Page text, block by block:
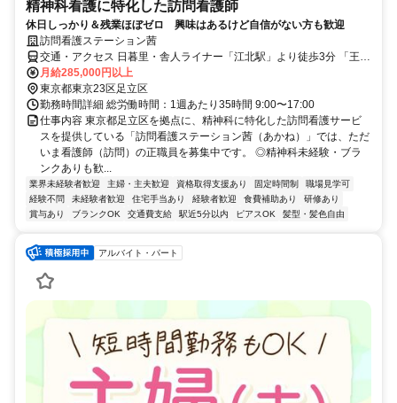
精神科看護に特化した訪問看護師
休日しっかり＆残業ほぼゼロ 興味はあるけど自信がない方も歓迎
訪問看護ステーション茜
交通・アクセス 日暮里・舎人ライナー「江北駅」より徒歩3分 「王子
駅」・「日暮里駅」・「西新井駅」よりバス利用
月給285,000円以上
東京都東京23区足立区
勤務時間詳細 総労働時間：1週あたり35時間 9:00〜17:00
仕事内容 東京都足立区を拠点に、精神科に特化した訪問看護サービ
スを提供している「訪問看護ステーション茜（あかね）」では、ただ
いま看護師（訪問）の正職員を募集中です。 ◎精神科未経験・ブラ
ンクありも歓...
業界未経験者歓迎 主婦・主夫歓迎 資格取得支援あり 固定時間制
職場見学可
経験不問
未経験者歓迎 住宅手当あり 経験者歓迎 食費補助あり
研修あり
賞与あり
ブランクOK 交通費支給 駅近5分以内 ピアスOK 髪型・髪色自由
アルバイト・パート